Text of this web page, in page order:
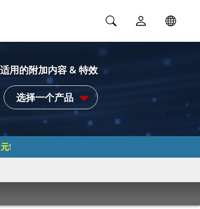
用的附加内容 & 特效
选择一个产品
!